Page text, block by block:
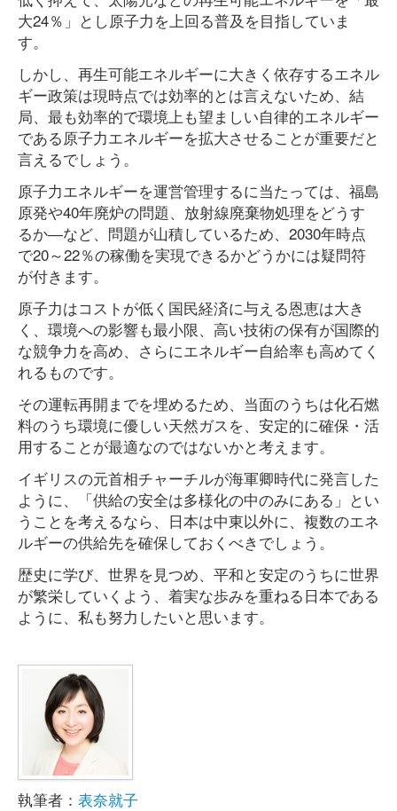
大24％」とし原子力を上回る普及を目指していま
す。
しかし、再生可能エネルギーに大きく依存するエネル
ギー政策は現時点では効率的とは言えないため、結
局、最も効率的で環境上も望ましい自律的エネルギー
である原子力エネルギーを拡大させることが重要だと
言えるでしょう。
原子力エネルギーを運営管理するに当たっては、福島
原発や40年廃炉の問題、放射線廃棄物処理をどうす
るか―など、問題が山積しているため、2030年時点
で20～22％の稼働を実現できるかどうかには疑問符
が付きます。
原子力はコストが低く国民経済に与える恩恵は大き
く、環境への影響も最小限、高い技術の保有が国際的
な競争力を高め、さらにエネルギー自給率も高めてく
れるものです。
その運転再開までを埋めるため、当面のうちは化石燃
料のうち環境に優しい天然ガスを、安定的に確保・活
用することが最適なのではないかと考えます。
イギリスの元首相チャーチルが海軍卿時代に発言した
ように、「供給の安全は多様化の中のみにある」とい
うことを考えるなら、日本は中東以外に、複数のエネ
ルギーの供給先を確保しておくべきでしょう。
歴史に学び、世界を見つめ、平和と安定のうちに世界
が繁栄していくよう、着実な歩みを重ねる日本である
ように、私も努力したいと思います。
執筆者： 表奈就子